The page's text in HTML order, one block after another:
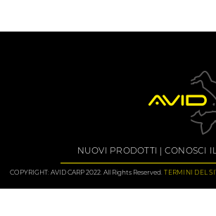
NUOVI PRODOTTI CONOSCI
COPYRIGHT: AVID CARP 2022. All Rights Reserved. TERMINI DEL